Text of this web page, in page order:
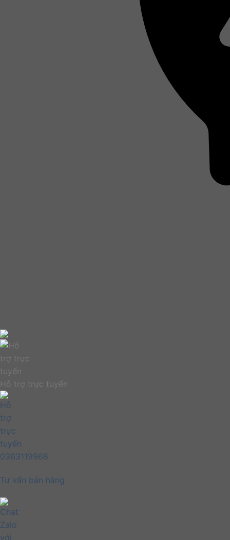
Hỗ trợ trực tuyến
0363119968
Tư vấn bán hàng